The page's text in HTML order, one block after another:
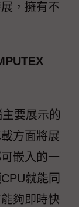
，擁有不
要展示的
方面將展
嵌入的一
就能同
夠即時快